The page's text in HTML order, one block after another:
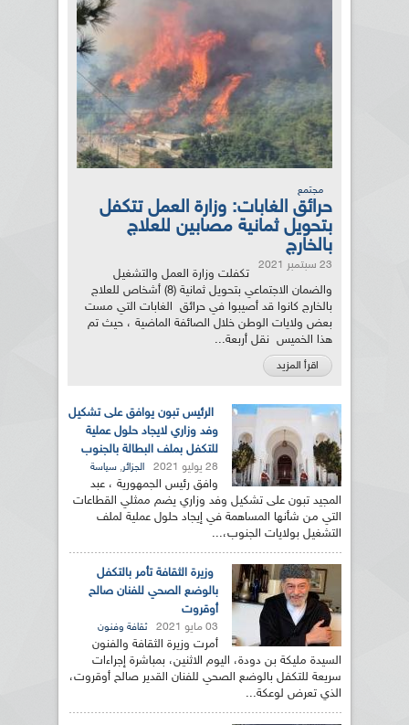
مجتمع
حرائق الغابات: وزارة العمل تتكفل
بتحويل ثمانية مصابين للعلاج
بالخارج
23 سبتمبر 2021
تكفلت وزارة العمل والتشغيل
والضمان الاجتماعي بتحويل ثمانية (8) أشخاص للعلاج
بالخارج كانوا قد أصيبوا في حرائق الغابات التي مست
بعض ولايات الوطن خلال الصائفة الماضية ، حيث تم
هذا الخميس نقل أربعة...
اقرأ المزيد
الرئيس تبون يوافق على تشكيل
وفد وزاري لايجاد حلول عملية
للتكفل بملف البطالة بالجنوب
28 يوليو 2021 الجزائر, سياسة
وافق رئيس الجمهورية ، عبد
المجيد تبون على تشكيل وفد وزاري يضم ممثلي القطاعات
التي من شأنها المساهمة في إيجاد حلول عملية لملف
التشغيل بولايات الجنوب،...
وزيرة الثقافة تأمر بالتكفل
بالوضع الصحي للفنان صالح
أوقروت
03 مايو 2021 ثقافة وفنون
أمرت وزيرة الثقافة والفنون
السيدة مليكة بن دودة، اليوم الاثنين، بمباشرة إجراءات
سريعة للتكفل بالوضع الصحي للفنان القدير صالح أوقروت،
الذي تعرض لوعكة...